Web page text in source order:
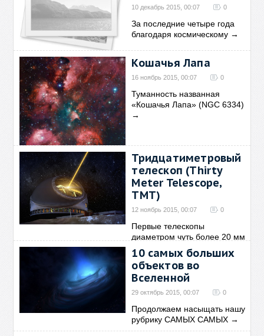
10 декабрь 2015, 00:07 0
За последние четыре года
благодаря космическому →
Кошачья Лапа
16 ноябрь 2015, 00:07 0
Туманность названная
«Кошачья Лапа» (NGC 6334)
→
Тридцатиметровый
телескоп (Thirty
Meter Telescope,
TMT)
12 ноябрь 2015, 00:07 0
Первые телескопы
диаметром чуть более 20 мм
и →
10 самых больших
объектов во
Вселенной
29 октябрь 2015, 00:07 0
Продолжаем насыщать нашу
рубрику САМЫХ САМЫХ →